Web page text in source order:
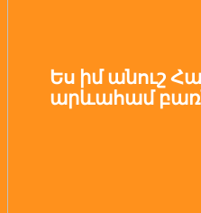
Ես իմ անուշ
արևահամ